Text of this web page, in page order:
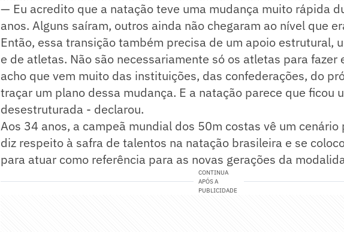
— Eu acredito que a natação teve uma mudança muito rápida
anos. Alguns saíram, outros ainda não chegaram ao nível que
Então, essa transição também precisa de um apoio estrutural,
e de atletas. Não são necessariamente só os atletas para fazer
acho que vem muito das instituições, das confederações, do
traçar um plano dessa mudança. E a natação parece que ficou
desestruturada - declarou.
Aos 34 anos, a campeã mundial dos 50m costas vê um cenário
diz respeito à safra de talentos na natação brasileira e se
para atuar como referência para as novas gerações da
CONTINUA
APÓS A
PUBLICIDADE